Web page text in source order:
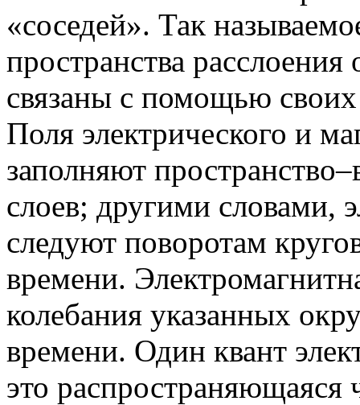
«соседей». Так
пространства
связаны с помощью
Поля электрического и
заполняют
слоев; другими словами,
следуют поворотам
времени.
колебания указанных
времени. Один квант
это распространяющаяся